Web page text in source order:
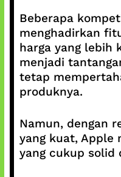
Beberapa
menghadirkan
harga yang lebih
menjadi
tetap
produknya.
Namun, dengan
yang kuat, Apple
yang cukup solid